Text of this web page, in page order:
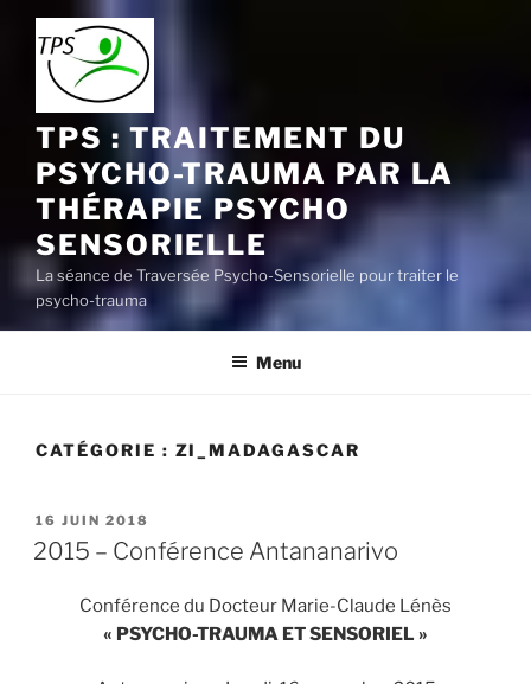
Aller
contenu
principal
TPS : TRAITEMENT DU
PSYCHO-TRAUMA PAR LA
THÉRAPIE PSYCHO
SENSORIELLE
La séance de Traversée Psycho-Sensorielle pour traiter le
psycho-trauma
Menu
CATÉGORIE : ZI_MADAGASCAR
PUBLIÉ
LE
16 JUIN 2018
2015 – Conférence Antananarivo
Conférence du Docteur Marie-Claude Lénès
« PSYCHO-TRAUMA ET SENSORIEL »